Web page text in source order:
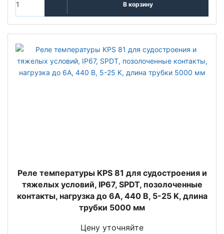
В корзину
Реле температуры KPS 81 для судостроения и
тяжелых условий, IP67, SPDT, позолоченные
контакты, нагрузка до 6А, 440 В, 5-25 K, длина
трубки 5000 мм
Цену уточняйте